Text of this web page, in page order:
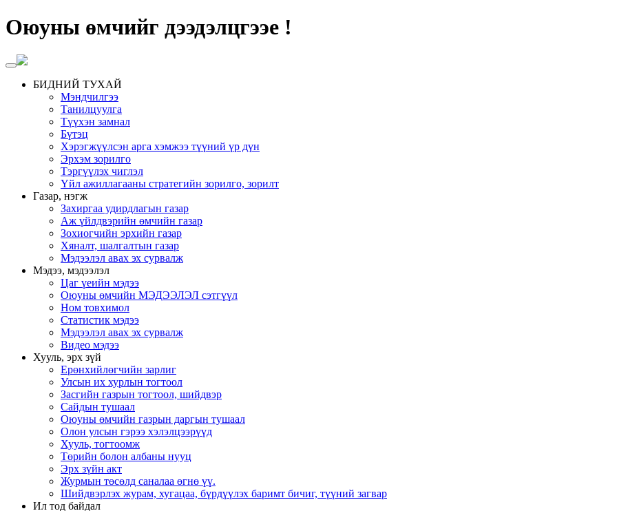
Оюуны өмчийг дээдэлцгээе !
БИДНИЙ ТУХАЙ
Мэндчилгээ
Танилцуулга
Түүхэн замнал
Бүтэц
Хэрэгжүүлсэн арга хэмжээ түүний үр дүн
Эрхэм зорилго
Тэргүүлэх чиглэл
Үйл ажиллагааны стратегийн зорилго, зорилт
Газар, нэгж
Захиргаа удирдлагын газар
Аж үйлдвэрийн өмчийн газар
Зохиогчийн эрхийн газар
Хяналт, шалгалтын газар
Мэдээлэл авах эх сурвалж
Мэдээ, мэдээлэл
Цаг үеийн мэдээ
Оюуны өмчийн МЭДЭЭЛЭЛ сэтгүүл
Ном товхимол
Статистик мэдээ
Мэдээлэл авах эх сурвалж
Видео мэдээ
Хууль, эрх зүй
Ерөнхийлөгчийн зарлиг
Улсын их хурлын тогтоол
Засгийн газрын тогтоол, шийдвэр
Сайдын тушаал
Оюуны өмчийн газрын даргын тушаал
Олон улсын гэрээ хэлэлцээрүүд
Хууль, тогтоомж
Төрийн болон албаны нууц
Эрх зүйн акт
Журмын төсөлд саналаа өгнө үү.
Шийдвэрлэх журам, хугацаа, бүрдүүлэх баримт бичиг, түүний загвар
Ил тод байдал